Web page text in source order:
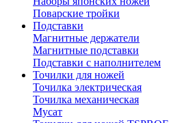
Поварские тройки
Подставки
Магнитные держатели
Магнитные подставки
Подставки с наполнителем
Точилки для ножей
Точилка электрическая
Точилка механическая
Мусат